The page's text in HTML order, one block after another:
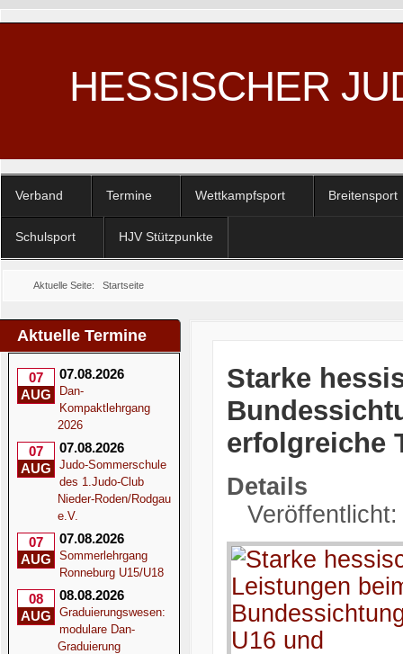
HESSISCHER
Verband Termine Wettkampfsport Breitensport
Schulsport HJV Stützpunkte
Aktuelle Seite: Startseite
Aktuelle Termine
07
AUG
07.08.2026
Dan-
Kompaktlehrgang
2026
07
AUG
07.08.2026
Judo-Sommerschule
des 1.Judo-Club
Nieder-Roden/Rodgau
e.V.
07
AUG
07.08.2026
Sommerlehrgang
Ronneburg U15/U18
08
AUG
08.08.2026
Graduierungswesen:
modulare Dan-
Graduierung
Starke
erfolgreiche
Details